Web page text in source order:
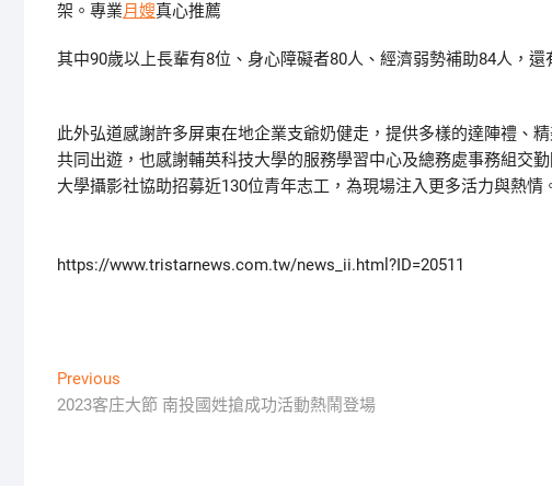
架。專業月嫂真心推薦
其中90歲以上長輩有8位、身心障礙者80人、經濟弱勢補助84人，
此外弘道感謝許多屏東在地企業支爺奶健走，提供多樣的達陣禮、
共同出遊，也感謝輔英科技大學的服務學習中心及總務處事務組交
大學攝影社協助招募近130位青年志工，為現場注入更多活力與熱情
https://www.tristarnews.com.tw/news_ii.html?ID=20511
文
章
Previous
post:
2023客庄大節 南投國姓搶成功活動熱鬧登場